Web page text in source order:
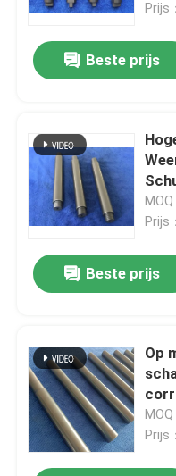
Prijs
Beste prijs
Prijs
Beste prijs
Op
Prijs